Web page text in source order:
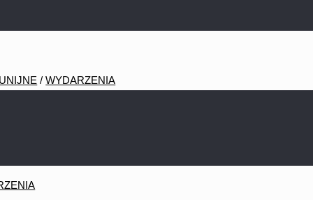
urządzenia multimedialne –
/WYDARZENIA